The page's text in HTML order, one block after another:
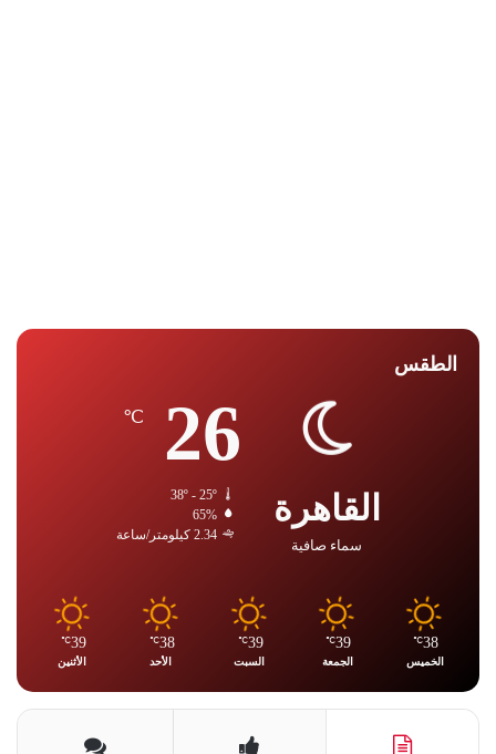
الطقس
القاهرة
سماء صافية
26
℃
38º - 25º
65%
2.34 كيلومتر/ساعة
38
℃
الخميس
39
℃
الجمعة
39
℃
السبت
38
℃
الأحد
39
℃
الأثنين